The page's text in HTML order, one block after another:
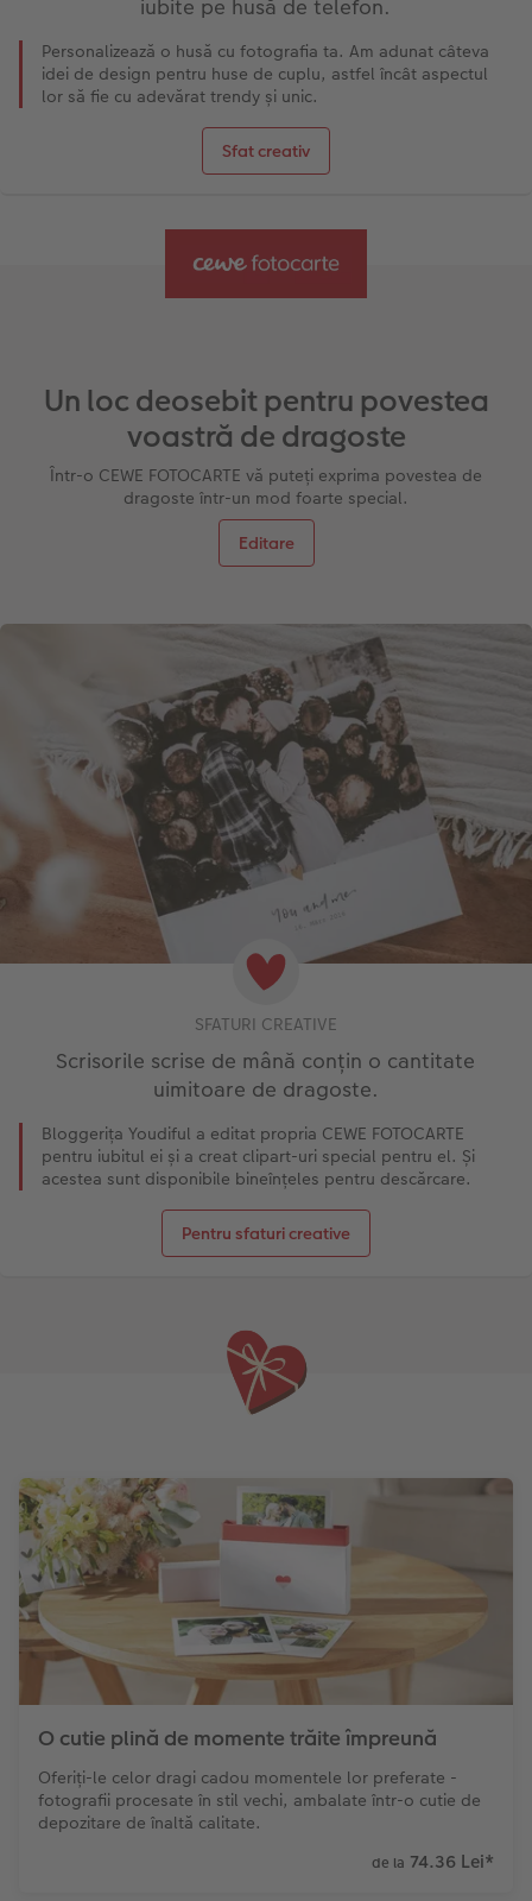
iubite pe husă de telefon.
Personalizează o husă cu fotografia ta. Am adunat câteva
idei de design pentru huse de cuplu, astfel încât aspectul
lor să fie cu adevărat trendy și unic.
Sfat creativ
Un loc deosebit pentru povestea
voastră de dragoste
Într-o CEWE FOTOCARTE vă puteți exprima povestea de
dragoste într-un mod foarte special.
Editare
SFATURI CREATIVE
Scrisorile scrise de mână conțin o cantitate
uimitoare de dragoste.
Bloggerița Youdiful a editat propria CEWE FOTOCARTE
pentru iubitul ei și a creat clipart-uri special pentru el. Și
acestea sunt disponibile bineînțeles pentru descărcare.
Pentru sfaturi creative
O cutie plină de momente trăite împreună
Oferiți-le celor dragi cadou momentele lor preferate -
fotografii procesate în stil vechi, ambalate într-o cutie de
depozitare de înaltă calitate.
de la 74.36 Lei*